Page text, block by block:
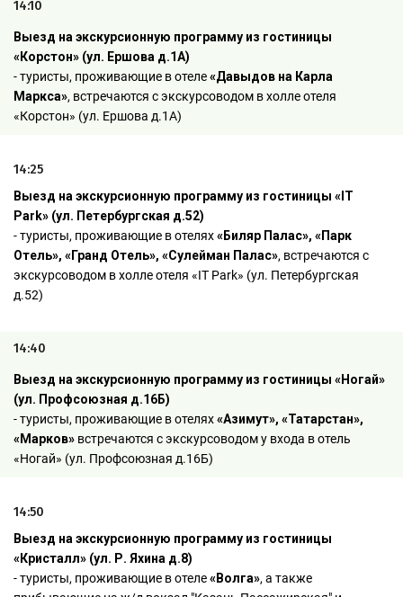
14:10
Выезд на экскурсионную программу из гостиницы
«Корстон» (ул. Ершова д.1А)
- туристы, проживающие в отеле«Давыдов на Карла
Маркса», встречаются с экскурсоводом в холле отеля
«Корстон» (ул. Ершова д.1А)
14:25
Выезд на экскурсионную программу из гостиницы «IT
Park» (ул. Петербургская д.52)
- туристы, проживающие в отелях«Биляр Палас», «Парк
Отель», «Гранд Отель», «Сулейман Палас», встречаются с
экскурсоводом в холле отеля «IT Park» (ул. Петербургская
д.52)
14:40
Выезд на экскурсионную программу из гостиницы «Ногай»
(ул. Профсоюзная д.16Б)
- туристы, проживающие в отелях«Азимут», «Татарстан»,
«Марков» встречаются с экскурсоводом у входа в отель
«Ногай» (ул. Профсоюзная д.16Б)
14:50
Выезд на экскурсионную программу из гостиницы
«Кристалл» (ул. Р. Яхина д.8)
- туристы, проживающие в отеле«Волга», а также